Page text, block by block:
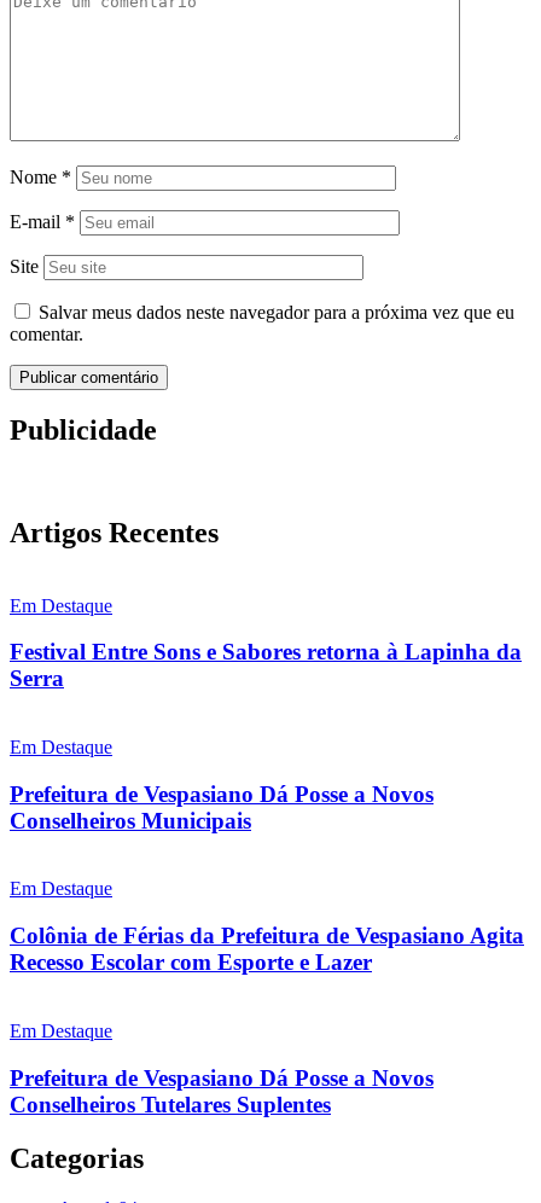
Nome *
E-mail *
Site
Salvar meus dados neste navegador para a próxima vez que eu
comentar.
Publicidade
Artigos Recentes
Em Destaque
Festival Entre Sons e Sabores retorna à Lapinha da
Serra
Em Destaque
Prefeitura de Vespasiano Dá Posse a Novos
Conselheiros Municipais
Em Destaque
Colônia de Férias da Prefeitura de Vespasiano Agita
Recesso Escolar com Esporte e Lazer
Em Destaque
Prefeitura de Vespasiano Dá Posse a Novos
Conselheiros Tutelares Suplentes
Categorias